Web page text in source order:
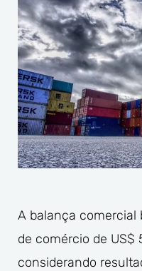
A balança comercial
de comércio de US$
considerando